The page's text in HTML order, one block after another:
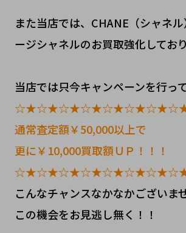
また当店では、CHANE（シャネ
ージシャネルのお買取強化しており
当店では只今キャンペーンを行っ
通常査定額￥50,000以上で
更に￥10,000買取額ＵＰ！！！
こんなチャンスなかなかございま
この機会をお見逃し無く！！